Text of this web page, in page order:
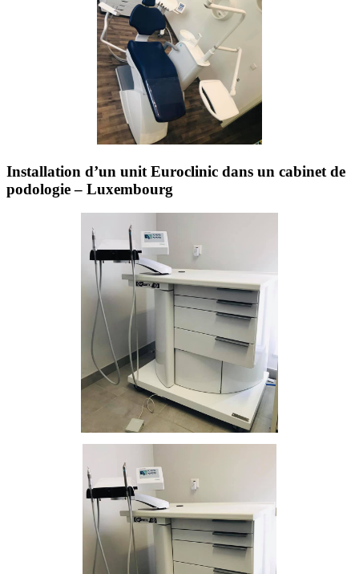
Installation d’un unit Euroclinic dans un cabinet de
podologie – Luxembourg